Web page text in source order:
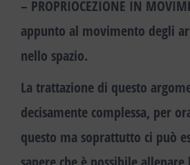
– PROPRIOCEZIONE IN
appunto al movimento degli
nello spazio.
La trattazione di questo
decisamente complessa, per
questo ma soprattutto ci può